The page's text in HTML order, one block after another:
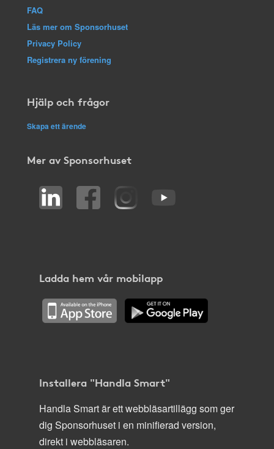
FAQ
Läs mer om Sponsorhuset
Privacy Policy
Registrera ny förening
Hjälp och frågor
Skapa ett ärende
Mer av Sponsorhuset
Ladda hem vår mobilapp
Installera "Handla Smart"
Handla Smart är ett webbläsartillägg som ger
dig Sponsorhuset i en minifierad version,
direkt i webbläsaren.